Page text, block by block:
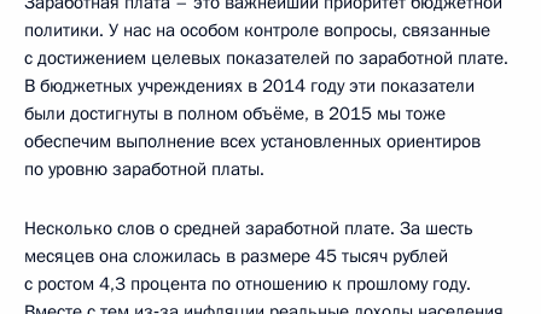
политики. У нас на особом контроле вопросы, связанные
с достижением целевых показателей по заработной плате.
В бюджетных учреждениях в 2014 году эти показатели
были достигнуты в полном объёме, в 2015 мы тоже
обеспечим выполнение всех установленных ориентиров
по уровню заработной платы.
Несколько слов о средней заработной плате. За шесть
месяцев она сложилась в размере 45 тысяч рублей
с ростом 4,3 процента по отношению к прошлому году.